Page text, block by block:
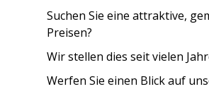
Suchen Sie eine attraktive,
Preisen?
Wir stellen dies seit vielen
Werfen Sie einen Blick auf